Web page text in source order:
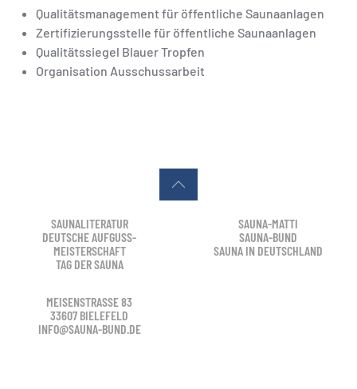
Qualitätsmanagement für öffentliche Saunaanlagen
Zertifizierungsstelle für öffentliche Saunaanlagen
Qualitätssiegel Blauer Tropfen
Organisation Ausschussarbeit
SAUNALITERATUR
DEUTSCHE AUFGUSS-
MEISTERSCHAFT
TAG DER SAUNA
SAUNA-MATTI
SAUNA-BUND
SAUNA IN DEUTSCHLAND
MEISENSTRASSE 83
33607 BIELEFELD
INFO@SAUNA-BUND.DE